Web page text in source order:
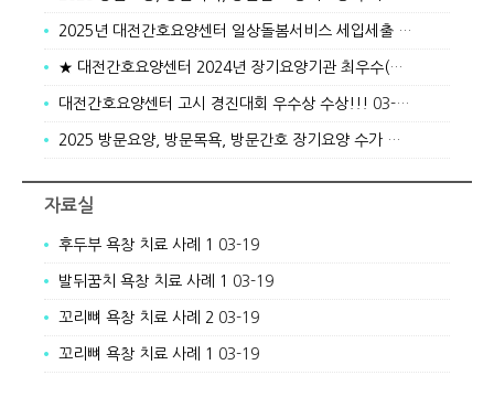
2025년 대전간호요양센터 일상돌봄서비스 세입세출 결산서
★ 대전간호요양센터 2024년 장기요양기관 최우수(A)기관 선정 ★
대전간호요양센터 고시 경진대회 우수상 수상!!! 03-19
2025 방문요양, 방문목욕, 방문간호 장기요양 수가 안내
자료실
후두부 욕창 치료 사례 1 03-19
발뒤꿈치 욕창 치료 사례 1 03-19
꼬리뼈 욕창 치료 사례 2 03-19
꼬리뼈 욕창 치료 사례 1 03-19